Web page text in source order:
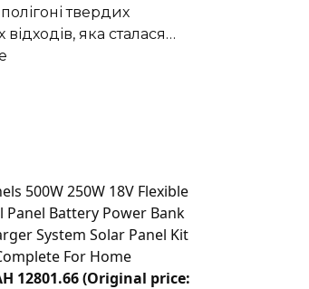
твердих
відходів, яка сталася…
встановлюватиме
комісія
500W 250W 18V Flexible
Panel Battery Power Bank
System Solar Panel Kit
For Home
12801.66 (Original price: